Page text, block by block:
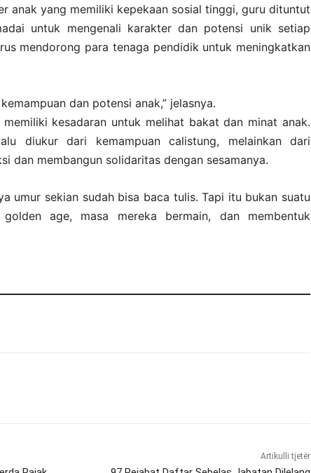
anak yang memiliki kepekaan sosial tinggi, guru dituntut
untuk mengenali karakter dan potensi unik setiap
mendorong para tenaga pendidik untuk meningkatkan
dan potensi anak,” jelasnya.
kesadaran untuk melihat bakat dan minat anak.
diukur dari kemampuan calistung, melainkan dari
dan membangun solidaritas dengan sesamanya.
umur sekian sudah bisa baca tulis. Tapi itu bukan suatu
age, masa mereka bermain, dan membentuk
Artikulli tjetër